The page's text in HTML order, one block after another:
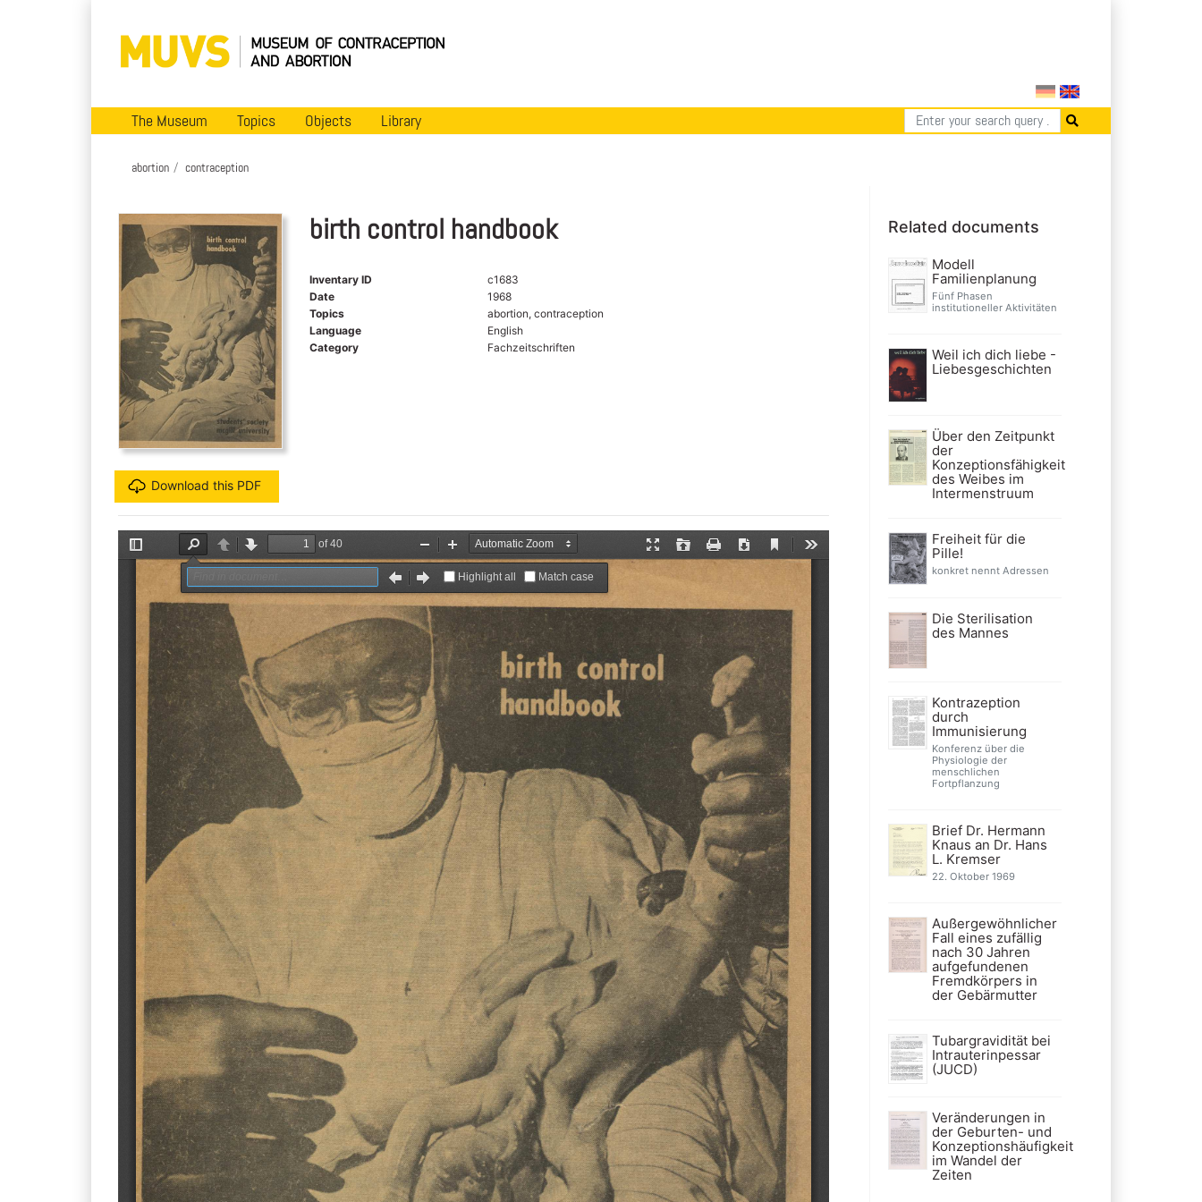
The Museum Topics Objects Library
abortion contraception
Download this PDF
birth control handbook
Inventary ID
c1683
Date
1968
Topics
abortion, contraception
Language
English
Category
Fachzeitschriften
Related documents
Modell
Familienplanung
Fünf Phasen
institutioneller Aktivitäten
Weil ich dich liebe -
Liebesgeschichten
Über den Zeitpunkt
der
Konzeptionsfähigkeit
des Weibes im
Intermenstruum
Freiheit für die
Pille!
konkret nennt Adressen
Die Sterilisation
des Mannes
Kontrazeption
durch
Immunisierung
Konferenz über die
Physiologie der
menschlichen
Fortpflanzung
Brief Dr. Hermann
Knaus an Dr. Hans
L. Kremser
22. Oktober 1969
Außergewöhnlicher
Fall eines zufällig
nach 30 Jahren
aufgefundenen
Fremdkörpers in
der Gebärmutter
Tubargravidität bei
Intrauterinpessar
(JUCD)
Veränderungen in
der Geburten- und
Konzeptionshäufigkeit
im Wandel der
Zeiten